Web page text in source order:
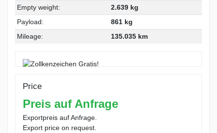
Empty weight:
2.639 kg
Payload:
861 kg
Mileage:
135.035 km
Price
Preis auf Anfrage
Exportpreis auf Anfrage.
Export price on request.